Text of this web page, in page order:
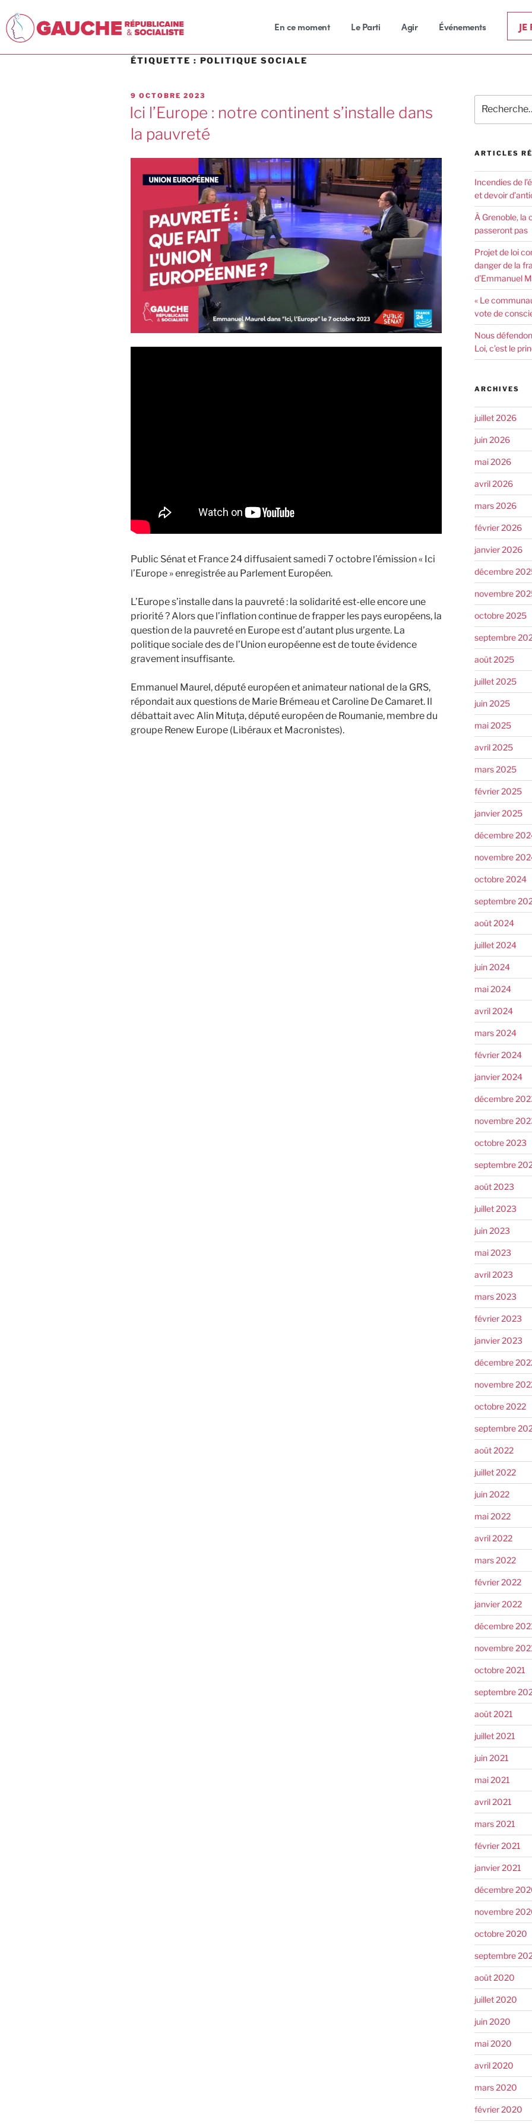
En ce moment Le Parti Agir Événements JE
ÉTIQUETTE : POLITIQUE SOCIALE
9 OCTOBRE 2023
Ici l’Europe : notre continent s’installe dans
la pauvreté
Public Sénat et France 24 diffusaient samedi 7 octobre l’émission « Ici
l’Europe » enregistrée au Parlement Européen.
L’Europe s’installe dans la pauvreté : la solidarité est-elle encore une
priorité ? Alors que l’inflation continue de frapper les pays européens, la
question de la pauvreté en Europe est d’autant plus urgente. La
politique sociale des de l’Union européenne est de toute évidence
gravement insuffisante.
Emmanuel Maurel, député européen et animateur national de la GRS,
répondait aux questions de Marie Brémeau et Caroline De Camaret. Il
débattait avec Alin Mituţa, député européen de Roumanie, membre du
groupe Renew Europe (Libéraux et Macronistes).
ARTICLES
Incendies de
et devoir
À Grenoble, la
passeront pas
Projet de loi
danger de la
d’Emmanuel
« Le
vote de
Nous
Loi, c’est le
ARCHIVES
juillet 2026
juin 2026
mai 2026
avril 2026
mars 2026
février 2026
janvier 2026
décembre
novembre
octobre 2025
septembre
août 2025
juillet 2025
juin 2025
mai 2025
avril 2025
mars 2025
février 2025
janvier 2025
décembre
novembre
octobre 2024
septembre
août 2024
juillet 2024
juin 2024
mai 2024
avril 2024
mars 2024
février 2024
janvier 2024
décembre
novembre
octobre 2023
septembre
août 2023
juillet 2023
juin 2023
mai 2023
avril 2023
mars 2023
février 2023
janvier 2023
décembre
novembre
octobre 2022
septembre
août 2022
juillet 2022
juin 2022
mai 2022
avril 2022
mars 2022
février 2022
janvier 2022
décembre
novembre
octobre 2021
septembre
août 2021
juillet 2021
juin 2021
mai 2021
avril 2021
mars 2021
février 2021
janvier 2021
décembre
novembre
octobre 2020
septembre
août 2020
juillet 2020
juin 2020
mai 2020
avril 2020
mars 2020
février 2020